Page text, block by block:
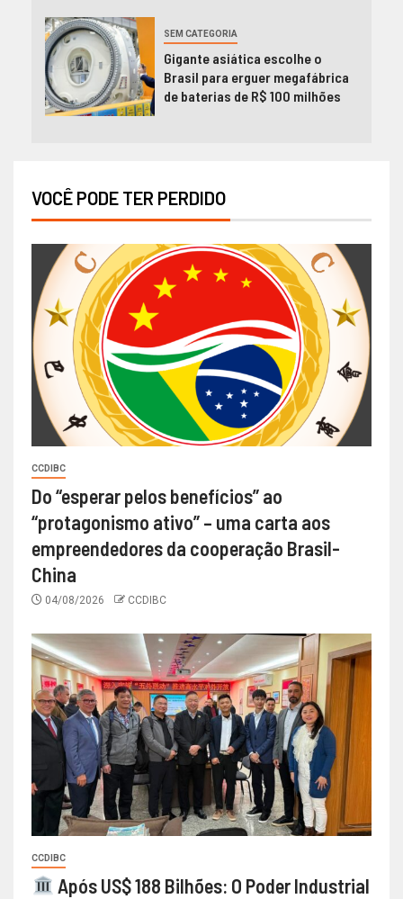
SEM CATEGORIA
Gigante asiática escolhe o
Brasil para erguer megafábrica
de baterias de R$ 100 milhões
VOCÊ PODE TER PERDIDO
CCDIBC
Do “esperar pelos benefícios” ao
“protagonismo ativo” – uma carta aos
empreendedores da cooperação Brasil-
China
04/08/2026 CCDIBC
CCDIBC
Após US$ 188 Bilhões: O Poder Industrial